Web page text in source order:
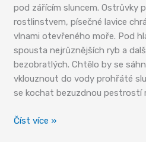
pod zářícím sluncem. Ostrůvky
rostlinstvem, písečné lavice
vlnami otevřeného moře. Pod
spousta nejrůznějších ryb a
bezobratlých. Chtělo by se
vklouznout do vody prohřáté
se kochat bezuzdnou pestrostí
Cesta
Číst více »